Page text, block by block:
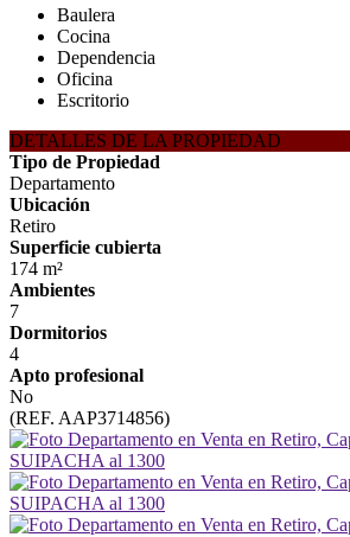
Baulera
Cocina
Dependencia
Oficina
Escritorio
DETALLES DE LA PROPIEDAD
Tipo de Propiedad
Departamento
Ubicación
Retiro
Superficie cubierta
174 m²
Ambientes
7
Dormitorios
4
Apto profesional
No
(REF. AAP3714856)